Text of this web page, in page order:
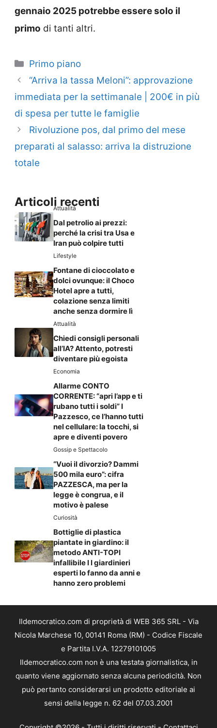
gennaio 2025 potrebbe essere solo il
primo di tanti altri.
Categorie
Primo piano
“Arriva la tassa Meloni”: approvazione
immediata per la settimanale | 200€ in più
di spesa per tutte le famiglie
Rivoluzione pos, dal primo del mese
preparati al salasso: arriva la distruzione
totale
Articoli recenti
Attualità
Dal petrolio ai prezzi:
perché la crisi tra Usa e
Iran può colpire tutti
Lifestyle
Fontane di cioccolato e
dolci ovunque: il Choco
Hotel apre a tutti,
colazione senza limiti
anche senza dormire lì
Attualità
Chiedi consigli personali
all’IA? Attento, potresti
diventare più egoista
Economia
Allarme CONTO
CORRENTE: “apri l’app e ti
rubano tutti i soldi” I
Pazzesco, ce l’hanno tutti
nel cellulare: la tocchi, si
apre e diventi povero
Gossip e Spettacolo
“Vuoi il divorzio? Dammi
500 mila euro”: cifra
PAZZESCA, ma per la
legge è congrua, e il
motivo è palese
Curiosità
Bottiglie di plastica
piantate in giardino: il
metodo ANTI-TOPI
infallibile I I giardinieri
esperti lo fanno da anni e
hanno zero problemi
Ildemocratico.com di proprietà di WEB 365 SRL - Via
Nicola Marchese 10, 00141 Roma (RM) - Codice Fiscale
e Partita I.V.A. 12279101005
Ildemocratico.com non è una testata giornalistica, in
quanto viene aggiornato senza alcuna periodicità. Non
può pertanto considerarsi un prodotto editoriale ai
sensi della legge n. 62 del 07.03.2001